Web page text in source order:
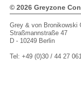
© 2026 Greyzone
Grey & von Bronikowski
Straßmannstraße 47
D - 10249 Berlin
Tel: +49 (0)30 / 44 27